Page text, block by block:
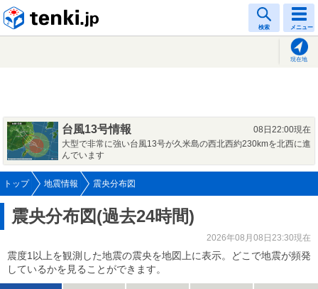
検索 メニュー
現在地
台風13号情報
08日22:00現在
大型で非常に強い台風13号が久米島の西北西約230kmを北西に進
んでいます
トップ 地震情報 震央分布図
震央分布図(過去24時間)
2026年08月08日23:30現在
震度1以上を観測した地震の震央を地図上に表示。どこで地震が頻発
しているかを見ることができます。